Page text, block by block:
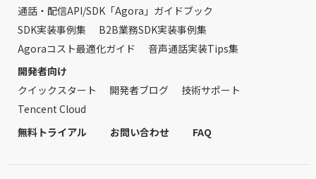
通話・配信API/SDK「Agora」ガイドブック
SDK実装事例集
B2B業務SDK実装事例集
Agoraコスト最適化ガイド
音声通話実装Tips集
開発者向け
クイックスタート
開発者ブログ
技術サポート
Tencent Cloud
無料トライアル
お問い合わせ FAQ